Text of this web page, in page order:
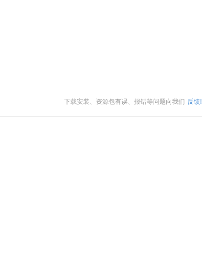
下载安装、资源包有误、报错等问题向我们 反馈!